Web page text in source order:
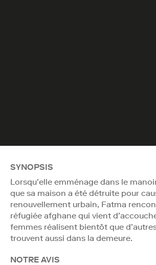
SYNOPSIS
Lorsqu’elle emménage dans le
que sa maison a été détruite pour
renouvellement urbain, Fatma
réfugiée afghane qui vient
femmes réalisent bientôt que
trouvent aussi dans la demeure.
NOTRE AVIS